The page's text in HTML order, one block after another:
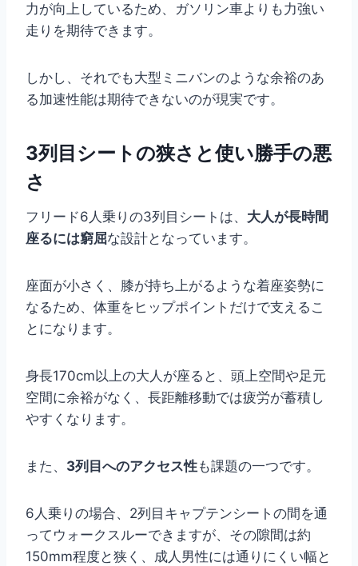
力が向上しているため、ガソリン車よりも力強い
走りを期待できます。
しかし、それでも大型ミニバンのような余裕のあ
る加速性能は期待できないのが現実です。
3列目シートの狭さと使い勝手の悪
さ
フリード6人乗りの3列目シートは、 大人が長時間
座るには窮屈な設計となっています。
座面が小さく、膝が持ち上がるような着座姿勢に
なるため、体重をヒップポイントだけで支えるこ
とになります。
身長170cm以上の大人が座ると、頭上空間や足元
空間に余裕がなく、長距離移動では疲労が蓄積し
やすくなります。
また、 3列目へのアクセス性も課題の一つです。
6人乗りの場合、2列目キャプテンシートの間を通
ってウォークスルーできますが、その隙間は約
150mm程度と狭く、成人男性には通りにくい幅と